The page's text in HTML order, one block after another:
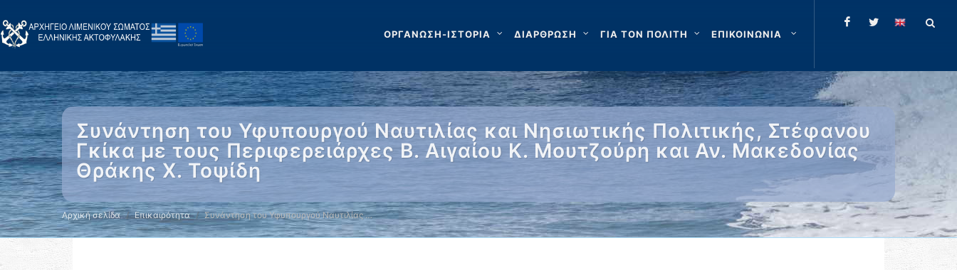
ΟΡΓΑΝΩΣΗ-ΙΣΤΟΡΙΑ ΔΙΑΡΘΡΩΣΗ ΓΙΑ ΤΟΝ ΠΟΛΙΤΗ ΕΠΙΚΟΙΝΩΝΙΑ
Συνάντηση του Υφυπουργού Ναυτιλίας και Νησιωτικής Πολιτικής, Στέφανου
Γκίκα με τους Περιφερειάρχες Β. Αιγαίου Κ. Μουτζούρη και Αν. Μακεδονίας
Θράκης Χ. Τοψίδη
Αρχική σελίδα Επικαιρότητα Συνάντηση του Υφυπουργού Ναυτιλίας …